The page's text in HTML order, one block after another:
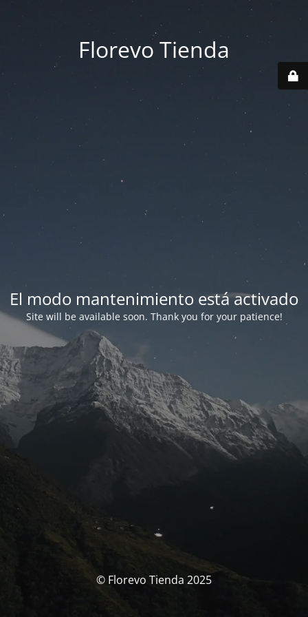
Florevo Tienda
El modo mantenimiento está activado
Site will be available soon. Thank you for your patience!
© Florevo Tienda 2025